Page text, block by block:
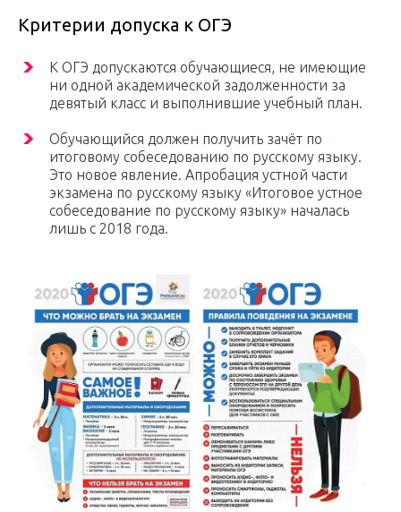
Критерии допуска к ОГЭ
К ОГЭ допускаются обучающиеся, не имеющие
ни одной академической задолженности за
девятый класс и выполнившие учебный план.
Обучающийся должен получить зачёт по
итоговому собеседованию по русскому языку.
Это новое явление. Апробация устной части
экзамена по русскому языку «Итоговое устное
собеседование по русскому языку» началась
лишь с 2018 года.